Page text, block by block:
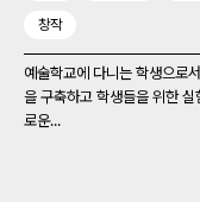
창작
예술학교에 다니는 학생으로
을 구축하고 학생들을 위한
로운...